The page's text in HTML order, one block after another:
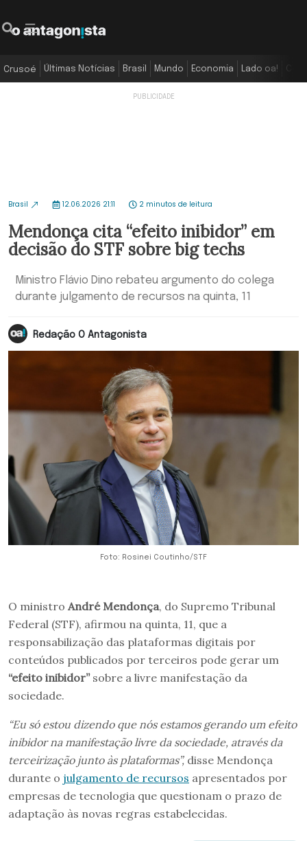
Crusoé Últimas Notícias Brasil Mundo Economia Lado oa!
Brasil 12.06.2026 21:11 2 minutos de leitura
Mendonça cita “efeito inibidor” em
decisão do STF sobre big techs
Ministro Flávio Dino rebateu argumento do colega
durante julgamento de recursos na quinta, 11
Redação O Antagonista
Foto: Rosinei Coutinho/STF
O ministro André Mendonça, do Supremo Tribunal
Federal (STF), afirmou na quinta, 11, que a
responsabilização das plataformas digitais por
conteúdos publicados por terceiros pode gerar um
“efeito inibidor”sobre a livre manifestação da
sociedade.
“Eu só estou dizendo que nós estamos gerando um efeito
inibidor na manifestação livre da sociedade, através da
terceirização junto às plataformas”, disse Mendonça
durante o julgamento de recursos apresentados por
empresas de tecnologia que questionam o prazo de
adaptação às novas regras estabelecidas.